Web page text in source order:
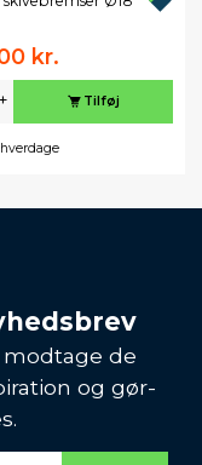
kr.
+ Tilføj
hverdage
de
og gør-